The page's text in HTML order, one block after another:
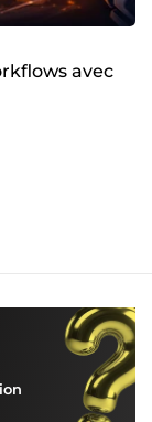
avec